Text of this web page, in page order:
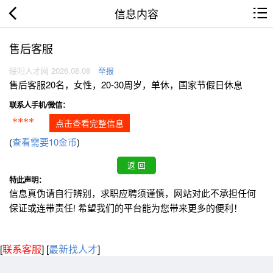
信息内容
售后客服
绥阳人才网 2026.08.08 举报
售后客服20名，女性，20-30周岁，单休，国家节假日休息
联系人手机/微信：
**** 点击查看完整信息
(查看需要10金币)
特此声明：
信息真伪请自行辨别，求职应聘须谨慎，网站对此不承担任何
保证或连带责任! 希望我们的平台能为您带来更多的便利！
[联系客服] [最新找人才]